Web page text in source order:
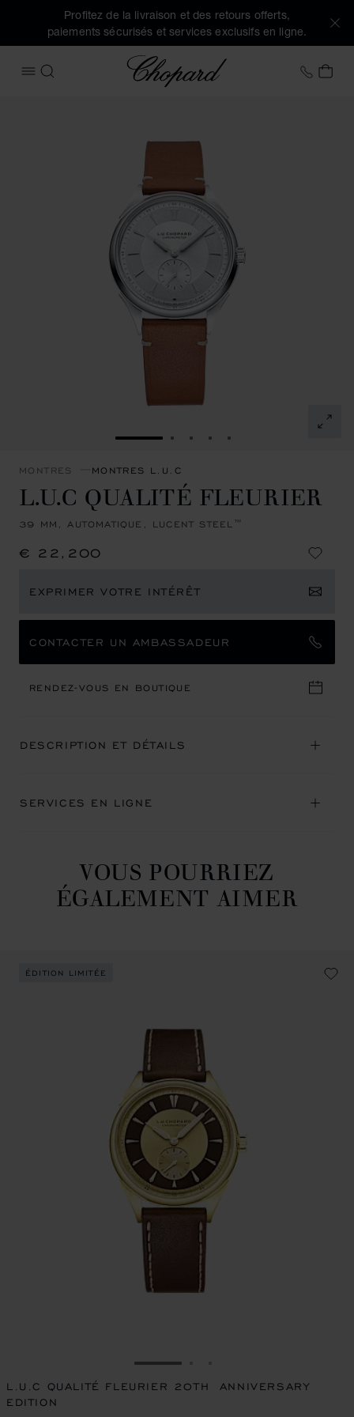
Profitez de la livraison et des retours offerts,
paiements sécurisés et services exclusifs en ligne.
OUVRIR LE MENU
RECHERCHER
Chopard +32
ALLER À LA DIAPOSITIVE 1
ALLER À LA DIAPOSITIVE 2
ALLER À LA
ALLER À LA
ALLER À LA
MONTRES MONTRES L.U.C
L.U.C QUALITÉ FLEURIER
39 MM, AUTOMATIQUE, LUCENT STEEL™
€ 22,200
EXPRIMER VOTRE INTÉRÊT
CONTACTER UN AMBASSADEUR
RENDEZ-VOUS EN BOUTIQUE
DESCRIPTION ET DÉTAILS
SERVICES EN LIGNE
VOUS POURRIEZ
ÉGALEMENT AIMER
ÉDITION LIMITÉE
ALLER À LA DIAPOSITIVE 1
L.U.C QUALITÉ FLEURIER 20TH ANNIVERSARY
EDITION